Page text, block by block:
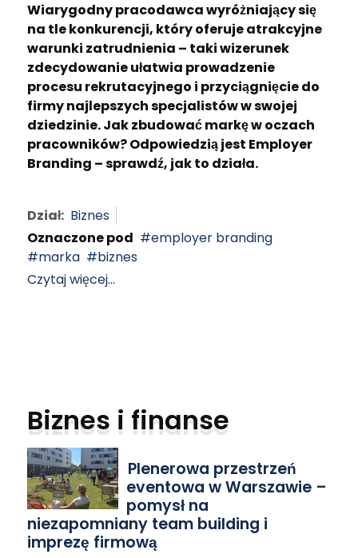
Wiarygodny pracodawca wyróżniający się
na tle konkurencji, który oferuje atrakcyjne
warunki zatrudnienia – taki wizerunek
zdecydowanie ułatwia prowadzenie
procesu rekrutacyjnego i przyciągnięcie do
firmy najlepszych specjalistów w swojej
dziedzinie. Jak zbudować markę w oczach
pracowników? Odpowiedzią jest Employer
Branding – sprawdź, jak to działa.
Dział: Biznes
Oznaczone pod
employer branding
marka
biznes
Czytaj więcej...
Biznes i finanse
Plenerowa przestrzeń
eventowa w Warszawie –
pomysł na
niezapomniany team building i
imprezę firmową